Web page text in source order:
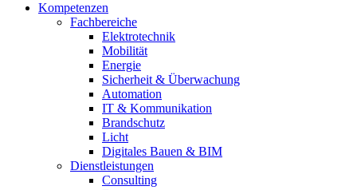
Kompetenzen
Fachbereiche
Elektrotechnik
Mobilität
Energie
Sicherheit & Überwachung
Automation
IT & Kommunikation
Brandschutz
Licht
Digitales Bauen & BIM
Dienstleistungen
Consulting